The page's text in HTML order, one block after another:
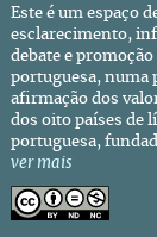
Este é um espaço
esclarecimento,
debate e
portuguesa, numa
afirmação dos
dos oito países de
portuguesa,
ver mais